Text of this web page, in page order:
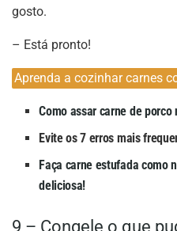
gosto.
– Está pronto!
Aprenda a cozinhar carnes
Como assar carne de porco
Evite os 7 erros mais
Faça carne estufada como
deliciosa!
9 – Congele o que